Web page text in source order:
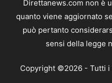
Direttanews.com non è
quanto viene aggiornato
può pertanto
sensi della legge
Copyright ©2026 - Tutti